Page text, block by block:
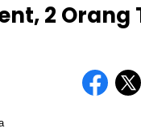
2 Orang